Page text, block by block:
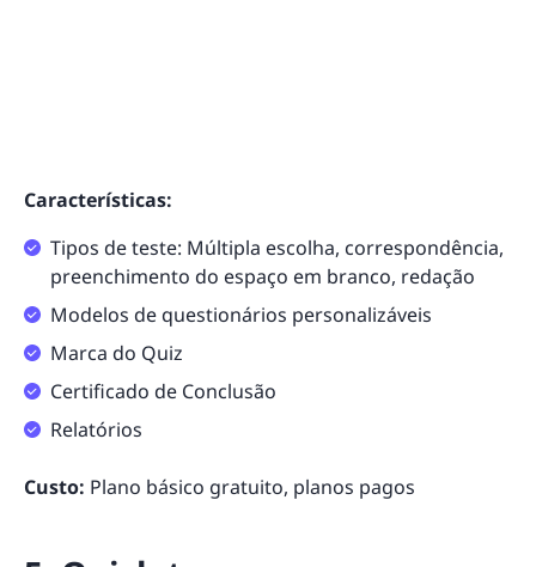
Características:
Tipos de teste: Múltipla escolha, correspondência,
preenchimento do espaço em branco, redação
Modelos de questionários personalizáveis
Marca do Quiz
Certificado de Conclusão
Relatórios
Custo: Plano básico gratuito, planos pagos